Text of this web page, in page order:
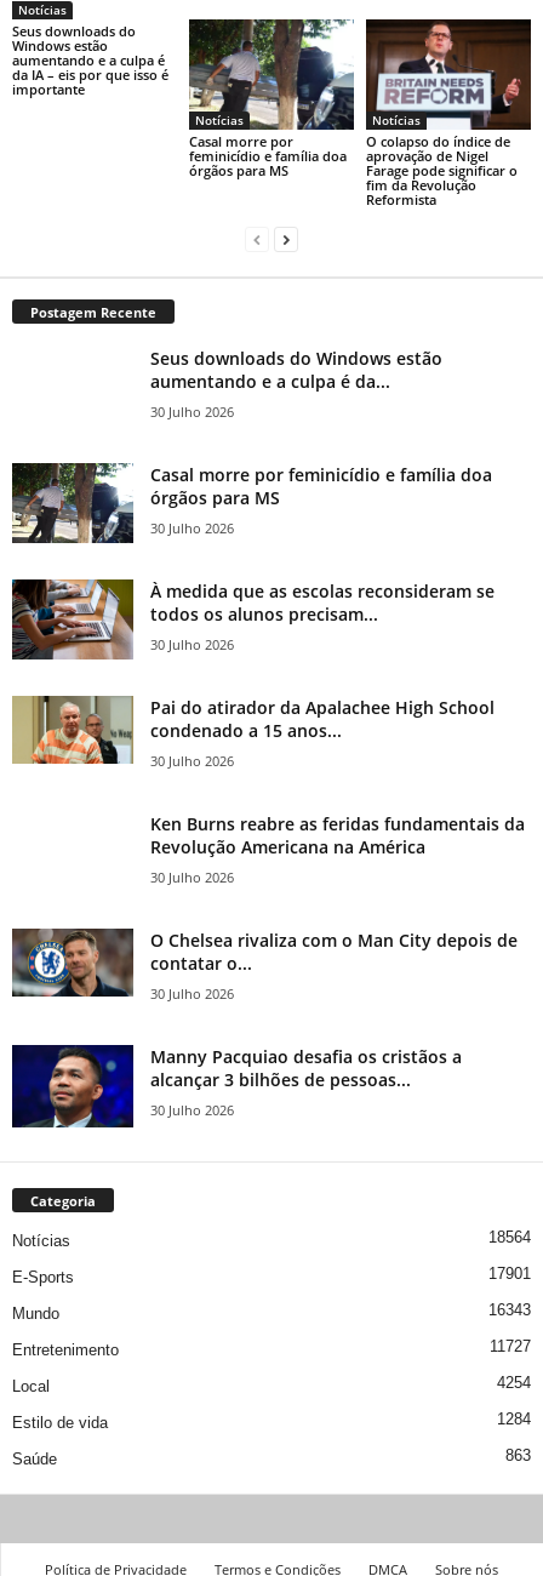
Notícias
Seus downloads do
Windows estão
aumentando e a culpa é
da IA ​​– eis por que isso é
importante
Notícias
Casal morre por
feminicídio e família doa
órgãos para MS
Notícias
O colapso do índice de
aprovação de Nigel
Farage pode significar o
fim da Revolução
Reformista
Postagem Recente
Seus downloads do Windows estão
aumentando e a culpa é da...
30 Julho 2026
Casal morre por feminicídio e família doa
órgãos para MS
30 Julho 2026
À medida que as escolas reconsideram se
todos os alunos precisam...
30 Julho 2026
Pai do atirador da Apalachee High School
condenado a 15 anos...
30 Julho 2026
Ken Burns reabre as feridas fundamentais da
Revolução Americana na América
30 Julho 2026
O Chelsea rivaliza com o Man City depois de
contatar o...
30 Julho 2026
Manny Pacquiao desafia os cristãos a
alcançar 3 bilhões de pessoas...
30 Julho 2026
Categoria
Notícias 18564
E-Sports 17901
Mundo 16343
Entretenimento 11727
Local 4254
Estilo de vida 1284
Saúde 863
Política de Privacidade Termos e Condições DMCA Sobre nós